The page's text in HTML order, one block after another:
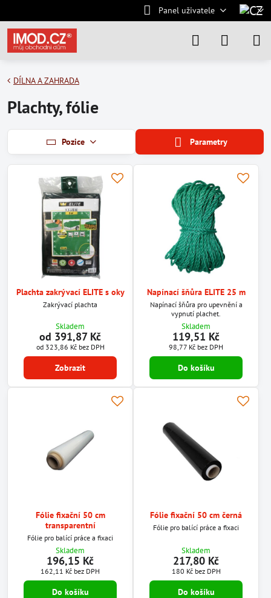
Panel uživatele
DÍLNA A ZAHRADA
Plachty, fólie
Pozice Parametry
Plachta zakrývací ELITE s oky
Zakrývací plachta
Skladem
od 391,87 Kč
od 323,86 Kč bez DPH
Zobrazit
Napínací šňůra ELITE 25 m
Napínací šňůra pro upevnění a
vypnutí plachet.
Skladem
119,51 Kč
98,77 Kč bez DPH
Do košíku
Fólie fixační 50 cm
transparentní
Fólie pro balící práce a fixaci
Skladem
196,15 Kč
162,11 Kč bez DPH
Do košíku
Fólie fixační 50 cm černá
Fólie pro balící práce a fixaci
Skladem
217,80 Kč
180 Kč bez DPH
Do košíku